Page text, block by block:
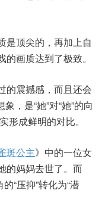
是顶尖的，再加上自
画质达到了极致。
的震撼感，而且还会
，是“她”对“她”的向
形成鲜明的对比。
斑公主》中的一位女
的妈妈去世了。而
“压抑”转化为“潜